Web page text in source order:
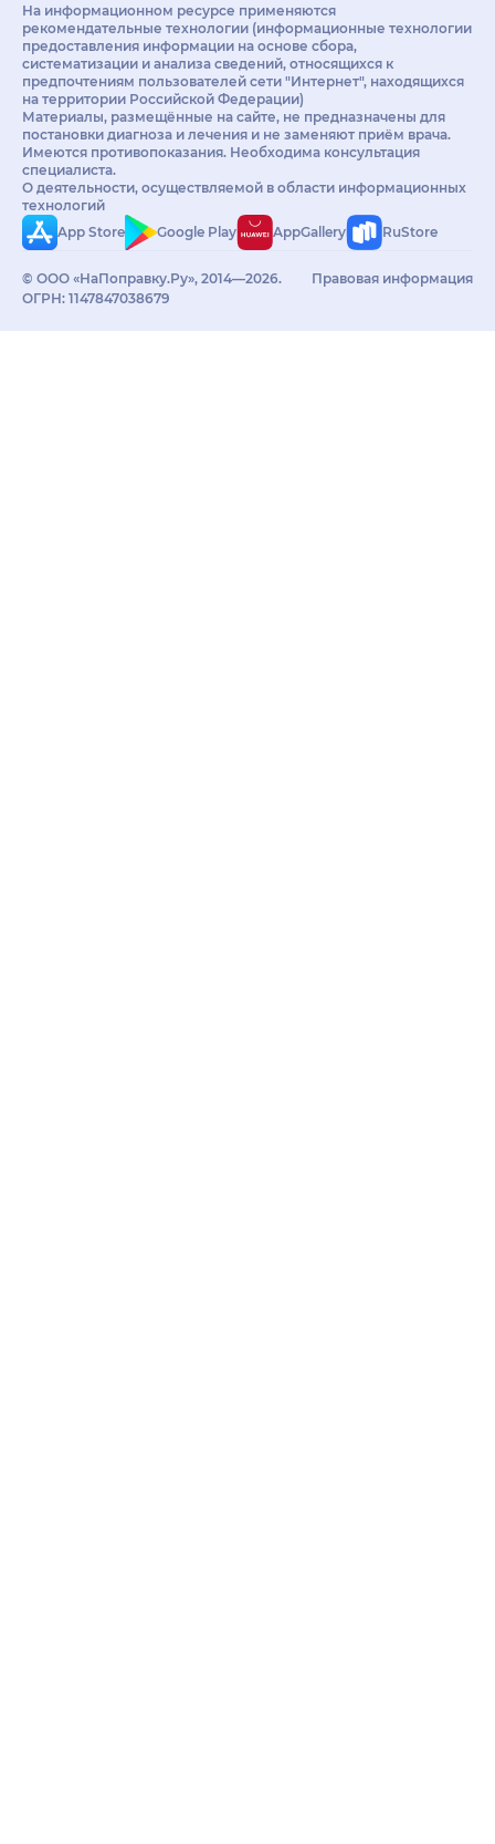
На информационном ресурсе применяются
рекомендательные технологии (информационные технологии
предоставления информации на основе сбора,
систематизации и анализа сведений, относящихся к
предпочтениям пользователей сети "Интернет", находящихся
на территории Российской Федерации)
Материалы, размещённые на сайте, не предназначены для
постановки диагноза и лечения и не заменяют приём врача.
Имеются противопоказания. Необходима консультация
специалиста.
О деятельности, осуществляемой в области информационных
технологий
App Store
Google Play AppGallery RuStore
© ООО «НаПоправку.Ру», 2014—2026.
ОГРН: 1147847038679
Правовая информация